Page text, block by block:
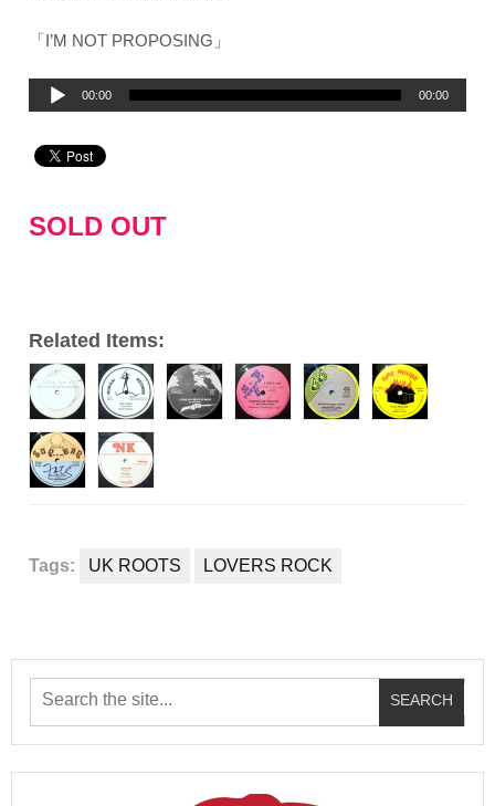
「I’M NOT PROPOSING」
プ
ヤ
00:00 00:00
SOLD OUT
Related Items:
Tags: UK ROOTS LOVERS ROCK